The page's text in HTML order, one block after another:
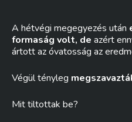
A hétvégi megegyezés után
formaság volt, de azért
ártott az óvatosság az
Végül tényleg
Mit tiltottak be?